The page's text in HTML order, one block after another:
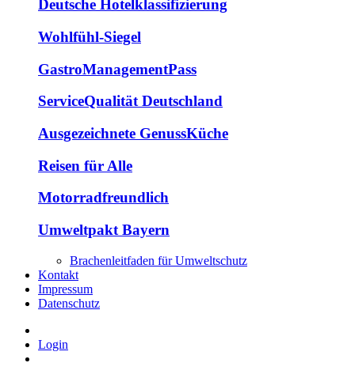
Deutsche Hotelklassifizierung
Wohlfühl-Siegel
GastroManagementPass
ServiceQualität Deutschland
Ausgezeichnete GenussKüche
Reisen für Alle
Motorradfreundlich
Umweltpakt Bayern
Brachenleitfaden für Umweltschutz
Kontakt
Impressum
Datenschutz
Login